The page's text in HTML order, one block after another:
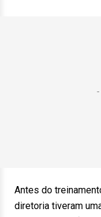
Antes do
diretoria tiveram